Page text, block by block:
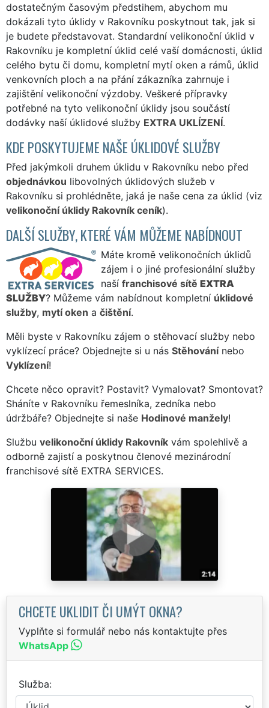
dostatečným časovým předstihem, abychom mu
dokázali tyto úklidy v Rakovníku poskytnout tak, jak si
je budete představovat. Standardní velikonoční úklid v
Rakovníku je kompletní úklid celé vaší domácnosti, úklid
celého bytu či domu, kompletní mytí oken a rámů, úklid
venkovních ploch a na přání zákazníka zahrnuje i
zajištění velikonoční výzdoby. Veškeré přípravky
potřebné na tyto velikonoční úklidy jsou součástí
dodávky naší úklidové služby EXTRA UKLÍZENÍ.
KDE POSKYTUJEME NAŠE ÚKLIDOVÉ SLUŽBY
Před jakýmkoli druhem úklidu v Rakovníku nebo před
objednávkou libovolných úklidových služeb v
Rakovníku si prohlédněte, jaká je naše cena za úklid (viz
velikonoční úklidy Rakovník ceník).
DALŠÍ SLUŽBY, KTERÉ VÁM MŮŽEME NABÍDNOUT
Máte kromě velikonočních úklidů
zájem i o jiné profesionální služby
naší franchisové sítě EXTRA
SLUŽBY? Můžeme vám nabídnout kompletní úklidové
služby, mytí oken a čištění.
Měli byste v Rakovníku zájem o stěhovací služby nebo
vyklízecí práce? Objednejte si u nás Stěhovánínebo
Vyklízení!
Chcete něco opravit? Postavit? Vymalovat? Smontovat?
Sháníte v Rakovníku řemeslníka, zedníka nebo
údržbáře? Objednejte si naše Hodinové manžely!
Službu velikonoční úklidy Rakovník vám spolehlivě a
odborně zajistí a poskytnou členové mezinárodní
franchisové sítě EXTRA SERVICES.
CHCETE UKLIDIT ČI UMÝT OKNA?
Vyplňte si formulář nebo nás kontaktujte přes
WhatsApp
Služba